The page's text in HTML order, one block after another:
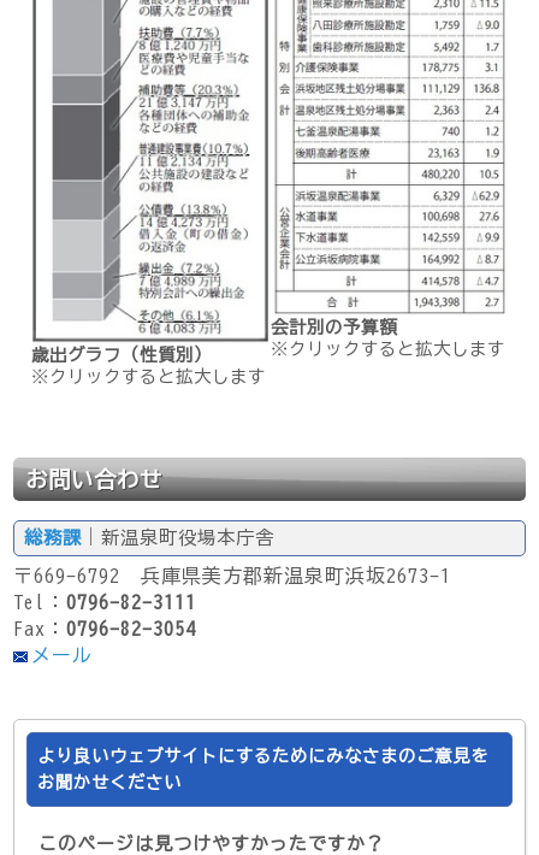
歳出グラフ（性質別）
※クリックすると拡大します
会計別の予算額
※クリックすると拡大します
お問い合わせ
総務課 ｜新温泉町役場本庁舎
〒669-6792 兵庫県美方郡新温泉町浜坂2673-1
Tel：0796-82-3111
Fax：0796-82-3054
メール
より良いウェブサイトにするためにみなさまのご意見を
お聞かせください
このページは見つけやすかったですか？